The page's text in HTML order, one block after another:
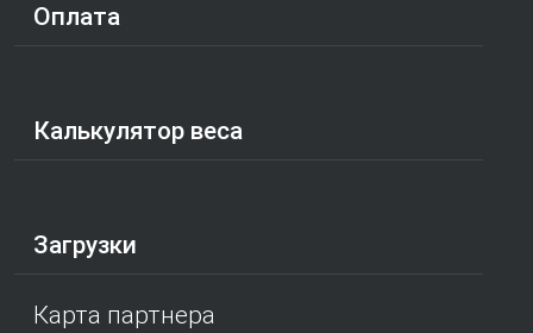
Оплата
Калькулятор веса
Загрузки
Карта партнера